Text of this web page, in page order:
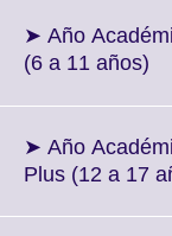
More
➤ Año
(6 a 11 años)
➤ Año
Plus (12 a 17